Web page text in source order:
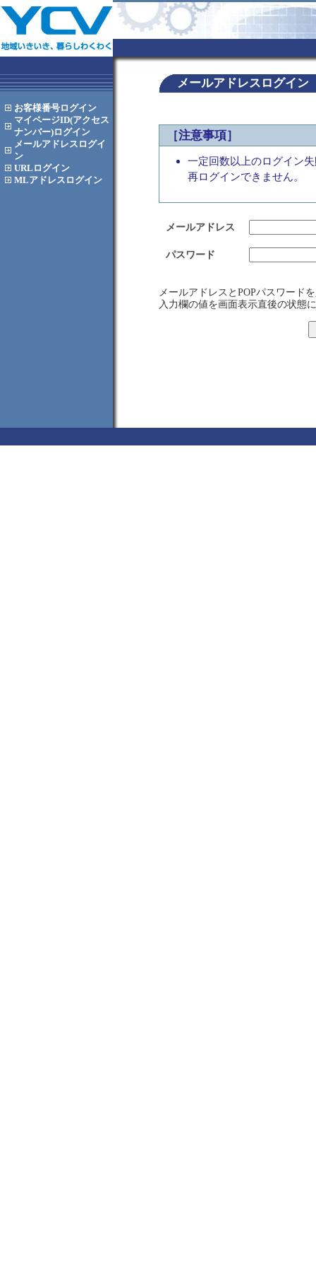
お客様番号ログイン
マイページID(アクセス
ナンバー)ログイン
メールアドレス ログイ
ン
URL ログイン
MLアドレス ログイン
メールアドレスログイン
［注意事項］
一定回数以上のログイン
再ログインできません。
メールアドレス
パスワード
メールアドレスとPOPパスワード
入力欄の値を画面表示直後の状態